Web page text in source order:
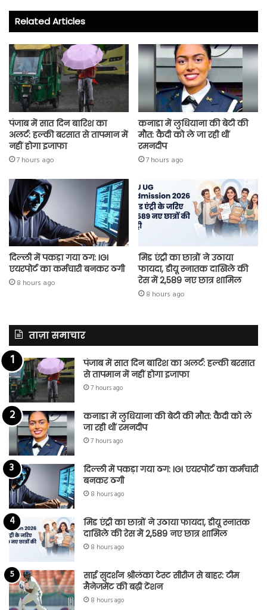
o
ok
er A
p
p
Related Articles
पंजाब में सात दिन बारिश का
अलर्ट: हल्की बरसात से तापमान में
नहीं होगा इजाफा
7 hours ago
कनाडा में लुधियाना की बेटी की
माैत: कैदी को ले जा रही थीं
रमनदीप
7 hours ago
दिल्ली में पकड़ा गया ठग: IGI
एयरपोर्ट का कर्मचारी बनकर ठगी
8 hours ago
मिड एंट्री का छात्रों ने उठाया
फायदा, डीयू स्नातक दाखिले की
रेस में 2,589 नए छात्र शामिल
8 hours ago
ताज़ा समाचार
पंजाब में सात दिन बारिश का अलर्ट: हल्की बरसात
से तापमान में नहीं होगा इजाफा
7 hours ago
कनाडा में लुधियाना की बेटी की माैत: कैदी को ले
जा रही थीं रमनदीप
7 hours ago
दिल्ली में पकड़ा गया ठग: IGI एयरपोर्ट का कर्मचारी
बनकर ठगी
8 hours ago
मिड एंट्री का छात्रों ने उठाया फायदा, डीयू स्नातक
दाखिले की रेस में 2,589 नए छात्र शामिल
8 hours ago
साई सुदर्शन श्रीलंका टेस्ट सीरीज से बाहर: टीम
मैनेजमेंट की बढ़ी टेंशन
8 hours ago